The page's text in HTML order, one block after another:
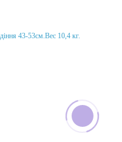
43-53см.Вес 10,4 кг.